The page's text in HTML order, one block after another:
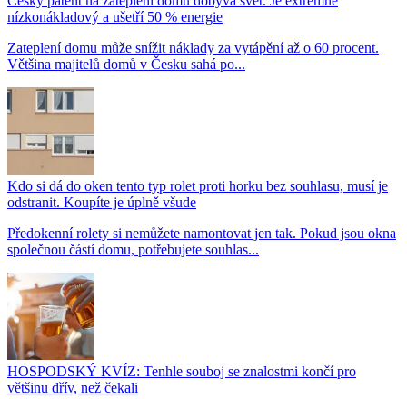
nízkonákladový a ušetří 50 % energie
Zateplení domu může snížit náklady za vytápění až o 60 procent.
Většina majitelů domů v Česku sahá po...
Kdo si dá do oken tento typ rolet proti horku bez souhlasu, musí je
odstranit. Koupíte je úplně všude
Předokenní rolety si nemůžete namontovat jen tak. Pokud jsou okna
společnou částí domu, potřebujete souhlas...
HOSPODSKÝ KVÍZ: Tenhle souboj se znalostmi končí pro
většinu dřív, než čekali